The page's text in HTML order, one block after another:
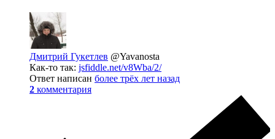
Дмитрий Гукетлев @Yavanosta
Как-то так: jsfiddle.net/v8Wba/2/
Ответ написан более трёх лет назад
2 комментария